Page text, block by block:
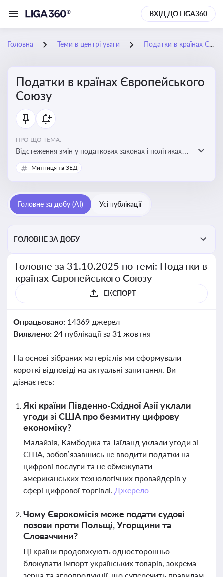
ВХІД ДО LIGA360
Головна Теми в центрі уваги Податки в країнах Європейського Союзу
Податки в країнах Європейського
Союзу
ПРО ЩО ТЕМА:
Відстеження змін у податкових законах і політиках
країн ЄС. Моніторинг кейсів, що впливають на бізнес-
процеси та фінансову звітність
Митниця та ЗЕД
Головне за добу (AI) Усі публікації
ГОЛОВНЕ ЗА ДОБУ
Головне за 31.10.2025 по темі: Податки в
країнах Європейського Союзу
ЕКСПОРТ
Опрацьовано: 14369 джерел
Виявлено: 24 публікації за 31 жовтня
На основі зібраних матеріалів ми сформували
короткі відповіді на актуальні запитання. Ви
дізнаєтесь:
Які країни Південно-Східної Азії уклали
угоди зі США про безмитну цифрову
економіку?
Малайзія, Камбоджа та Таїланд уклали угоди зі
США, зобов’язавшись не вводити податки на
цифрові послуги та не обмежувати
американських технологічних провайдерів у
сфері цифрової торгівлі. Джерело
Чому Єврокомісія може подати судові
позови проти Польщі, Угорщини та
Словаччини?
Ці країни продовжують односторонньо
блокувати імпорт українських товарів, зокрема
зерна та агропродукції, що суперечить правилам